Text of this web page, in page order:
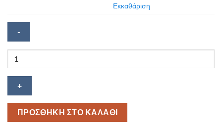
Εκκαθάριση
Κοντομάνικη
βαμβακερή
μπλούζα
Athens
ποσότητα
ΠΡΟΣΘΗΚΗ ΣΤΟ ΚΑΛΑΘΙ